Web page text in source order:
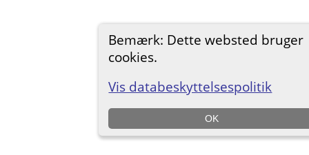
Bemærk: Dette websted bruger
cookies.
Vis databeskyttelsespolitik
OK